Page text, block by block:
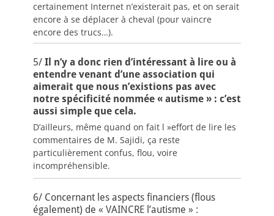
certainement Internet n’existerait pas, et on serait
encore à se déplacer à cheval (pour vaincre
encore des trucs…).
5/ Il n’y a donc rien d’intéressant à lire ou à
entendre venant d’une association qui
aimerait que nous n’existions pas avec
notre spécificité nommée « autisme » : c’est
aussi simple que cela.
D’ailleurs, même quand on fait l »effort de lire les
commentaires de M. Sajidi, ça reste
particulièrement confus, flou, voire
incompréhensible.
6/ Concernant les aspects financiers (flous
également) de « VAINCRE l’autisme » :